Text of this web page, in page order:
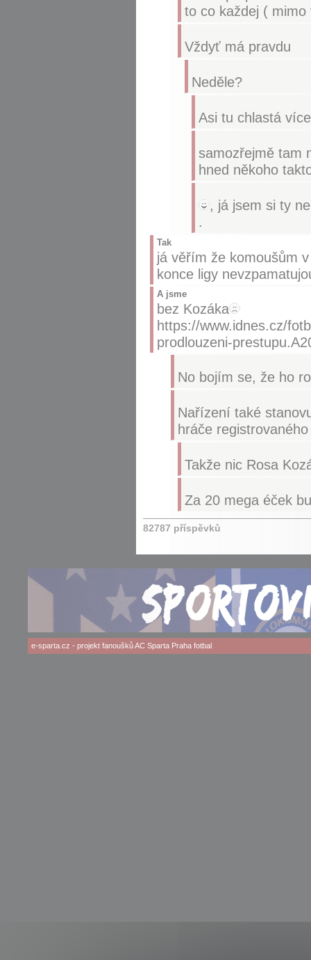
to co každej (
Vždyť má pravdu
Neděle?
Asi tu chlastá
samozřejmě tam
hned někoho
, já jsem si ty
.
Tak
já věřím že komoušům
konce ligy
A jsme
bez Kozáka
https://www.idnes.cz/
prodlouzeni-
No bojím se, že ho
Nařízení také
hráče
Takže nic Rosa
Za 20 mega éček
82787 příspěvků
e-sparta.cz - projekt fanouškůAC Sparta Prahafotbal